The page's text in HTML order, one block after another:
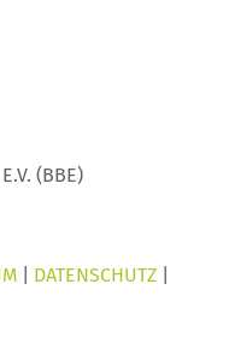
(BBE)
DATENSCHUTZ